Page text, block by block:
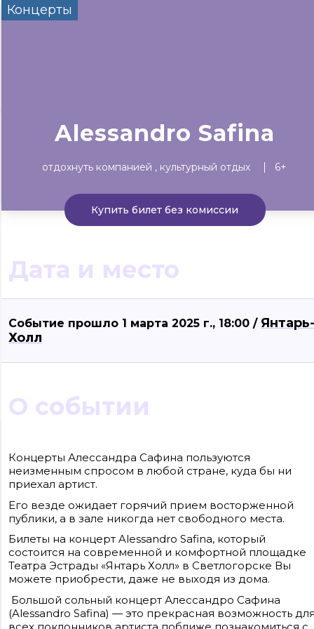
Концерты
Alessandro Safina
отдохнуть компанией культурный отдых 6+
Купить билет без комиссии
Дата и место
Событие прошло 1 марта 2025 г., 18:00 / Янтарь-
Холл
О событии
Концерты Алессандра Сафина пользуются
неизменным спросом в любой стране, куда бы ни
приехал артист.
Его везде ожидает горячий прием восторженной
публики, а в зале никогда нет свободного места.
Билеты на концерт Alessandro Safina, который
состоится на современной и комфортной площадке
Театра Эстрады «Янтарь Холл» в Светлогорске Вы
можете приобрести, даже не выходя из дома.
Большой сольный концерт Алессандро Сафина
(Alessandro Safina) — это прекрасная возможность
всех поклонников артиста поближе познакомиться с
3906148636, КПП 390601001
Контакты редакции: +7(4012) 310-124, news@klops.ru. Реклама: +7 (931) 107 50 00,
reklama@klops.ru. Афиша: +7(967) 351 20 51, reklama@klops.ru
Адрес редакции и учредителя: г. Калининград, ул. Рокоссовского, 16/18, пом. I,
оф. 2
решения о регистрации: ЭЛ № ФС 77 - 78739 от 20 июля 2020 года,
зарегистрировано Федеральной службой по надзору в сфере связи,
информационных технологий и массовых коммуникаций (Роскомнадзор).
Учредитель: ООО "Русская медиагруппа "Западная Пресса". Главный
Фомченкова Кристина Владимировна
Материалы сайта, подписанные «CC 4.0» доступны по
лицензии Creative Commons «Attribution-ShareAlike»
Для использования остальных материалов необходимо
письменное согласие правообладателя
Политика в отношении обработки персональных